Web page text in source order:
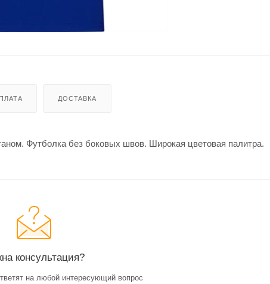
ДОСТАВКА
Футболка без боковых швов. Широкая цветовая палитра.
консультация?
на любой интересующий вопрос